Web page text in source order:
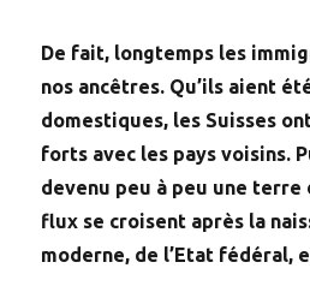
De fait, longtemps les
nos ancêtres. Qu’ils aient
domestiques, les Suisses
forts avec les pays voisins.
devenu peu à peu une terre
flux se croisent après la
moderne, de l’Etat fédéral,